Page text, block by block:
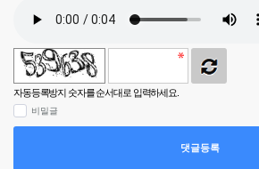
자동등록방지 숫자를 순서대로 입력하세요.
비밀글
댓글등록